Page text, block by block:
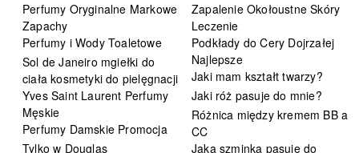
Perfumy Oryginalne Markowe
Zapachy
Perfumy i Wody Toaletowe
Sol de Janeiro mgiełki do
ciała kosmetyki do pielęgnacji
Yves Saint Laurent Perfumy
Męskie
Perfumy Damskie Promocja
Tylko w Douglas
Zapalenie Okołoustne Skóry
Leczenie
Podkłady do Cery Dojrzałej
Najlepsze
Jaki mam kształt twarzy?
Jaki róż pasuje do mnie?
Różnica między kremem BB a
CC
Jaka szminka pasuje do